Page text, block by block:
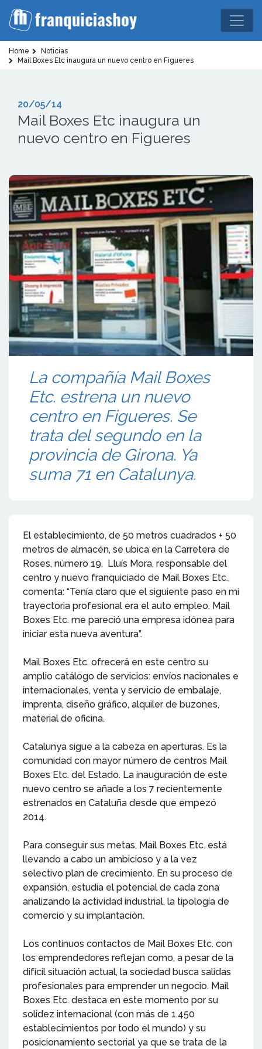
Home
Noticias
Mail Boxes Etc inaugura un nuevo centro en Figueres
20/05/14
Mail Boxes Etc inaugura un
nuevo centro en Figueres
La compañía Mail Boxes
Etc. estrena un nuevo
centro en Figueres. Se
trata del segundo en la
provincia de Girona. Ya
suma 71 en Catalunya.
El establecimiento, de 50 metros cuadrados + 50
metros de almacén, se ubica en la Carretera de
Roses, número 19. Lluís Mora, responsable del
centro y nuevo franquiciado de Mail Boxes Etc.,
comenta: “Tenía claro que el siguiente paso en mi
trayectoria profesional era el auto empleo. Mail
Boxes Etc. me pareció una empresa idónea para
iniciar esta nueva aventura”.
Mail Boxes Etc. ofrecerá en este centro su
amplio catálogo de servicios: envíos nacionales e
internacionales, venta y servicio de embalaje,
imprenta, diseño gráfico, alquiler de buzones,
material de oficina.
Catalunya sigue a la cabeza en aperturas. Es la
comunidad con mayor número de centros Mail
Boxes Etc. del Estado. La inauguración de este
nuevo centro se añade a los 7 recientemente
estrenados en Cataluña desde que empezó
2014.
Para conseguir sus metas, Mail Boxes Etc. está
llevando a cabo un ambicioso y a la vez
selectivo plan de crecimiento. En su proceso de
expansión, estudia el potencial de cada zona
analizando la actividad industrial, la tipología de
comercio y su implantación.
Los continuos contactos de Mail Boxes Etc. con
los emprendedores reflejan como, a pesar de la
difícil situación actual, la sociedad busca salidas
profesionales para emprender un negocio. Mail
Boxes Etc. destaca en este momento por su
solidez internacional (con más de 1.450
establecimientos por todo el mundo) y su
posicionamiento sectorial ya que se trata de la